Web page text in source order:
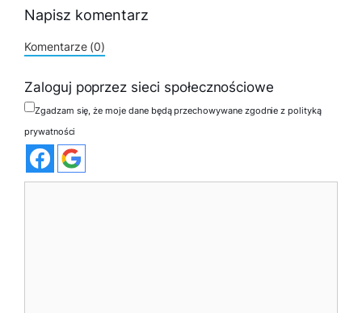
Napisz komentarz
Komentarze (0)
Zaloguj poprzez sieci społecznościowe
Zgadzam się, że moje dane będą przechowywane zgodnie z polityką
prywatności